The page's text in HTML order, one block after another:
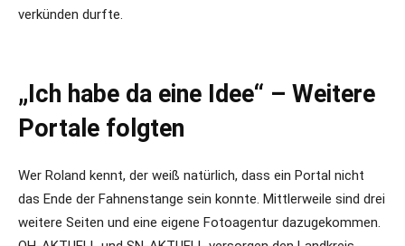
verkünden durfte.
„Ich habe da eine Idee“ – Weitere
Portale folgten
Wer Roland kennt, der weiß natürlich, dass ein Portal nicht
das Ende der Fahnenstange sein konnte. Mittlerweile sind drei
weitere Seiten und eine eigene Fotoagentur dazugekommen.